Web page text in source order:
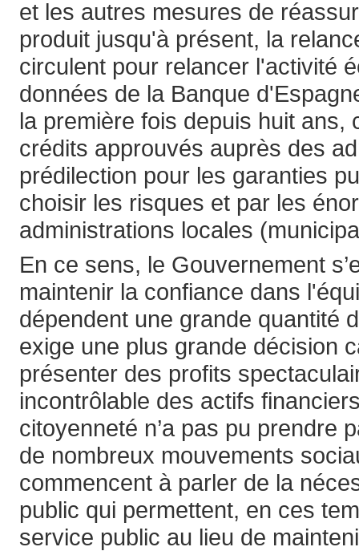
et les autres mesures de
produit jusqu'à présent, la
circulent pour relancer l'activité
données de la Banque
la première fois depuis huit
crédits approuvés auprès des
prédilection pour les garanties
choisir les risques et par les
administrations locales
En ce sens, le Gouvernement
maintenir la confiance dans
dépendent une grande quantité
exige une plus grande décision
présenter des profits
incontrôlable des actifs
citoyenneté n’a pas pu prendre
de nombreux mouvements
commencent à parler de la
public qui permettent, en ces
service public au lieu de